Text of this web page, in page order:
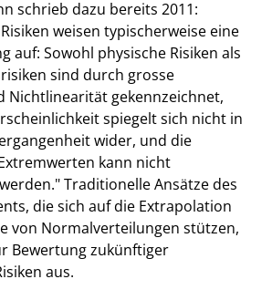
schrieb dazu bereits 2011:
weisen typischerweise eine
auf: Sowohl physische Risiken als
sind durch grosse
Nichtlinearität gekennzeichnet,
spiegelt sich nicht in
wider, und die
kann nicht
Traditionelle Ansätze des
die sich auf die Extrapolation
von Normalverteilungen stützen,
Bewertung zukünftiger
aus.